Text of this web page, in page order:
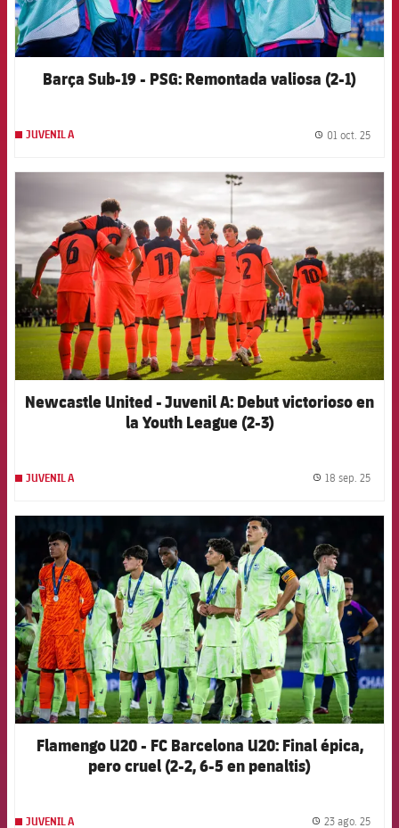
Barça Sub-19 - PSG: Remontada valiosa (2-1)
JUVENIL A 01 oct. 25
FCB Barcelona badge
Newcastle United - Juvenil A: Debut victorioso en
la Youth League (2-3)
JUVENIL A 18 sep. 25
FCB Barcelona badge
Flamengo U20 - FC Barcelona U20: Final épica,
pero cruel (2-2, 6-5 en penaltis)
JUVENIL A 23 ago. 25